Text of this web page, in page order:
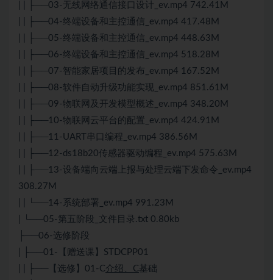
| | ├──03-无线网络通信接口设计_ev.mp4 742.41M
| | ├──04-终端设备和主控通信_ev.mp4 417.48M
| | ├──05-终端设备和主控通信_ev.mp4 448.63M
| | ├──06-终端设备和主控通信_ev.mp4 518.28M
| | ├──07-智能家居项目的发布_ev.mp4 167.52M
| | ├──08-软件自动升级功能实现_ev.mp4 851.61M
| | ├──09-物联网及开发模型概述_ev.mp4 348.20M
| | ├──10-物联网云平台的配置_ev.mp4 424.91M
| | ├──11-UART串口编程_ev.mp4 386.56M
| | ├──12-ds18b20传感器驱动编程_ev.mp4 575.63M
| | ├──13-设备端向云端上报与处理云端下发命令_ev.mp4
308.27M
| | └──14-系统部署_ev.mp4 991.23M
| └──05-第五阶段_文件目录.txt 0.80kb
├──06-选修阶段
| ├──01-【赠送课】STDCPP01
| | ├──【选修】01-C介绍、C基础